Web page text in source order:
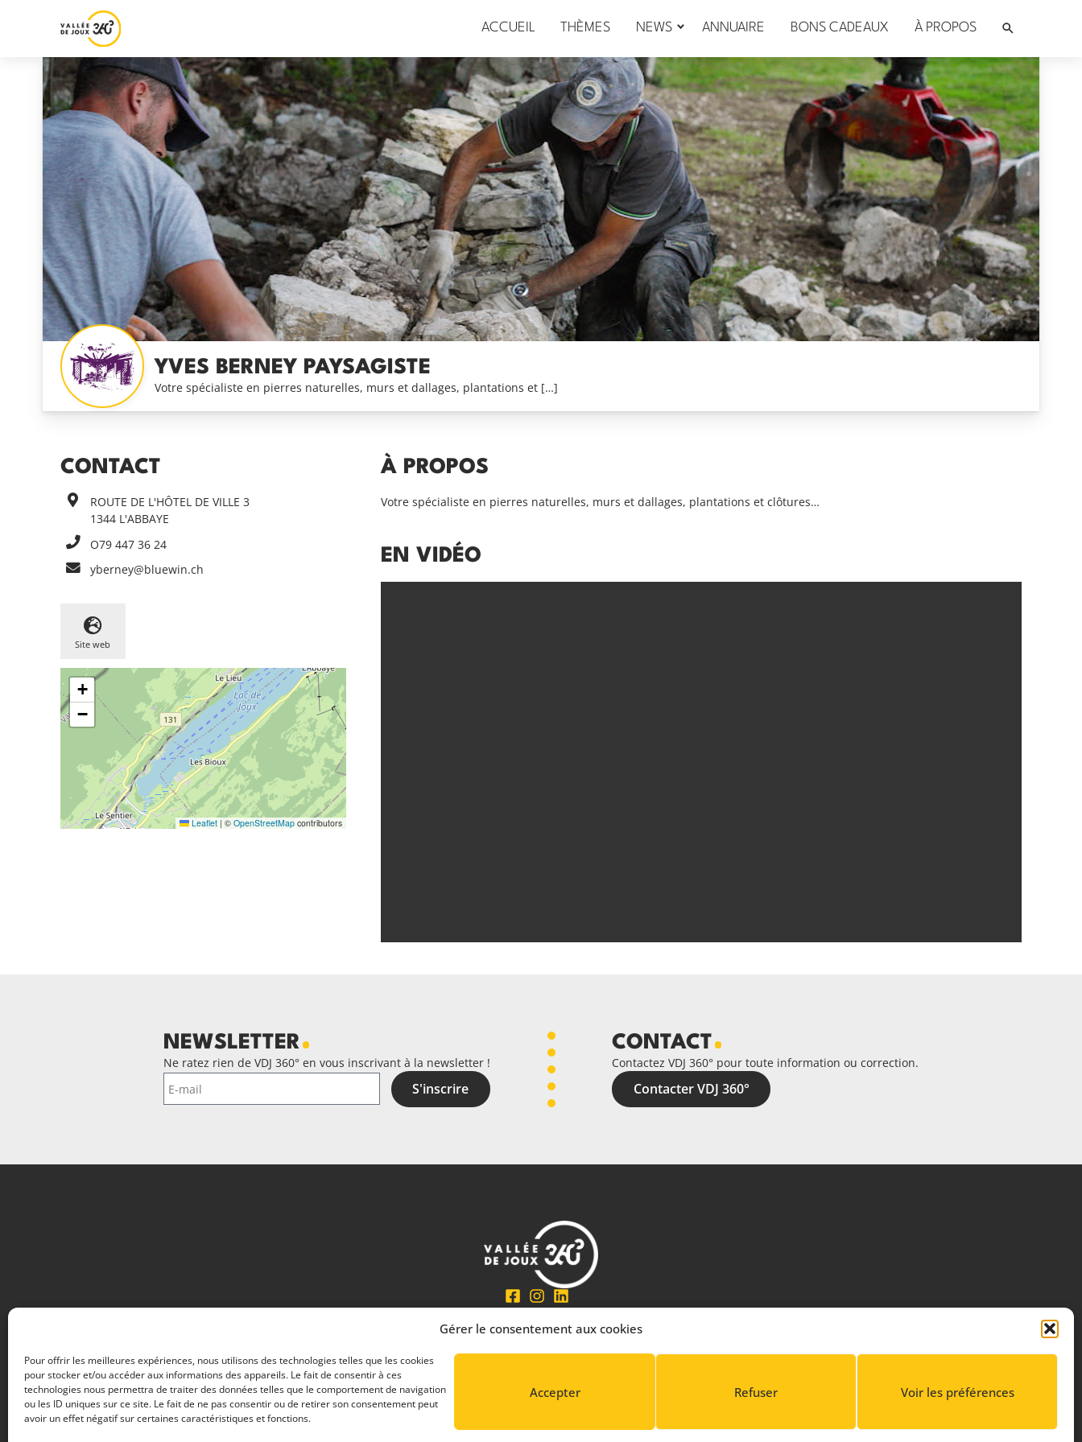
Gérer le consentement aux cookies
Pour offrir les meilleures expériences, nous utilisons des technologies telles que les cookies
pour stocker et/ou accéder aux informations des appareils. Le fait de consentir à ces
technologies nous permettra de traiter des données telles que le comportement de navigation
ou les ID uniques sur ce site. Le fait de ne pas consentir ou de retirer son consentement peut
avoir un effet négatif sur certaines caractéristiques et fonctions.
Accepter Refuser Voir les préférences
ACCUEIL THÈMES NEWS ANNUAIRE BONS CADEAUX À PROPOS
YVES BERNEY PAYSAGISTE
Votre spécialiste en pierres naturelles, murs et dallages, plantations et […]
CONTACT
ROUTE DE L'HÔTEL DE VILLE 3
1344 L'ABBAYE
O79 447 36 24
yberney@bluewin.ch
Site web
+
−
Leaflet | ©OpenStreetMap contributors
À PROPOS
Votre spécialiste en pierres naturelles, murs et dallages, plantations et clôtures…
EN VIDÉO
NEWSLETTER
Ne ratez rien de VDJ 360° en vous inscrivant à la newsletter !
S'inscrire
CONTACT
Contactez VDJ 360° pour toute information ou correction.
Contacter VDJ 360°